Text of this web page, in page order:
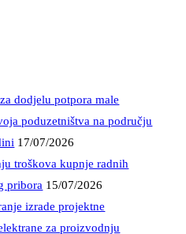
dodjelu potpora male
poduzetništva na području
17/07/2026
troškova kupnje radnih
pribora 15/07/2026
izrade projektne
za proizvodnju